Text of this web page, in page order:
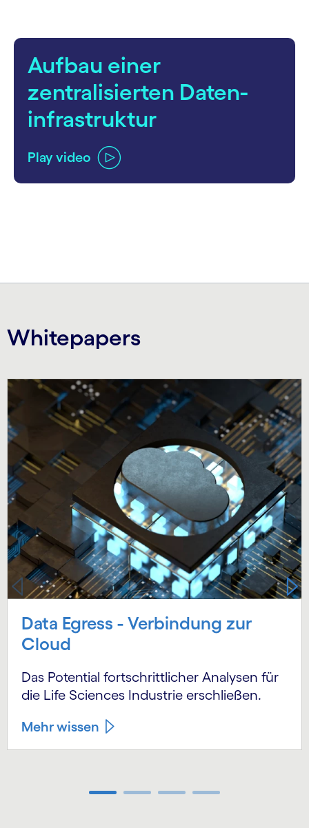
Aufbau einer
zentralisierten Daten­
infra­struktur
Play video
Whitepapers
Carousel starts
Data Egress - Verbindung zur
Cloud
Das Potential fortschrittlicher Analysen für
die Life Sciences Industrie erschließen.
Mehr wissen